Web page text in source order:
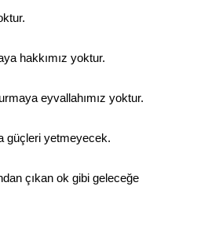
hakkımız yoktur.
eyvallahımız yoktur.
güçleri yetmeyecek.
çıkan ok gibi geleceğe